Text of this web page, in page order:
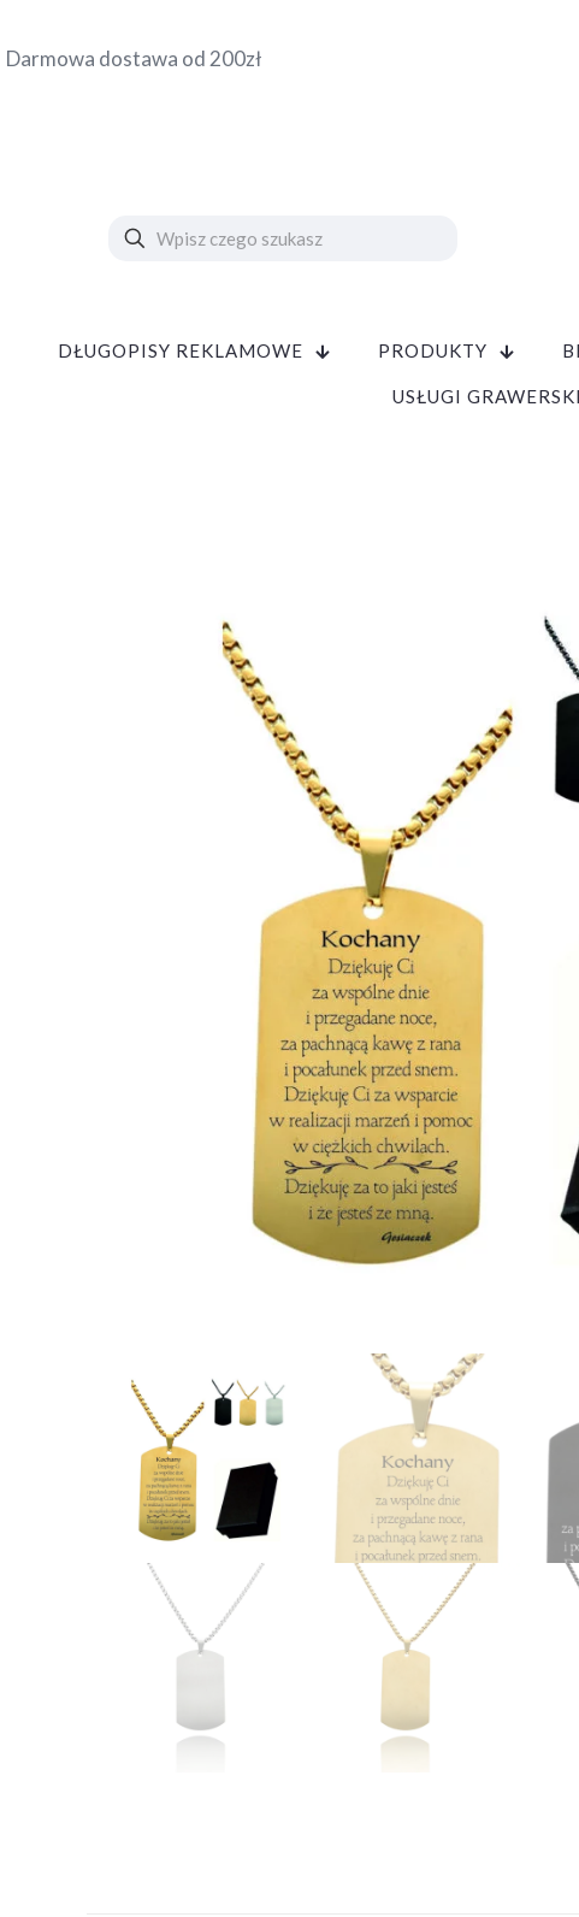
Darmowa dostawa od 200zł
DŁUGOPISY REKLAMOWE PRODUKTY
USŁUGI